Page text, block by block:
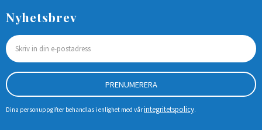
Nyhetsbrev
PRENUMERERA
Dina personuppgifter behandlas i enlighet med vårintegritetspolicy.